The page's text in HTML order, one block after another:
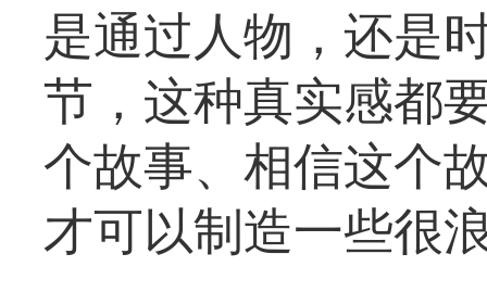
是通过人物，还是
节，这种真实感都
个故事、相信这个
才可以制造一些很